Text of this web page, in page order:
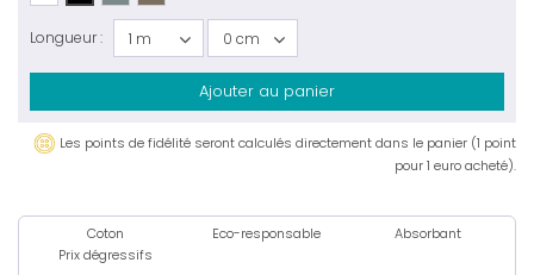
Longueur : 1 m 0 cm
Ajouter au panier
Les points de fidélité seront calculés directement dans le panier (1 point
pour 1 euro acheté).
Coton Eco-responsable
Absorbant
Prix dégressifs